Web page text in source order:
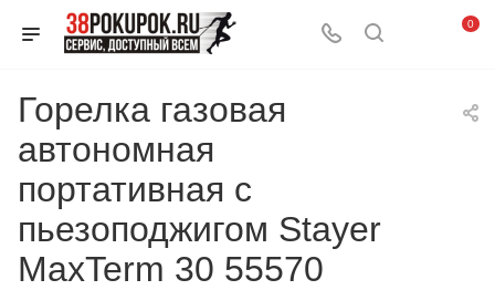
0
Горелка газовая
автономная
портативная с
пьезоподжигом Stayer
MaxTerm 30 55570